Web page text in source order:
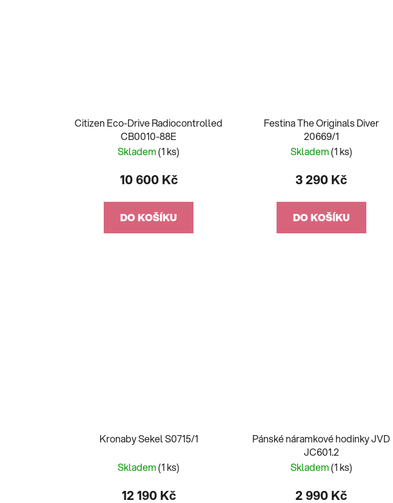
Citizen Eco-Drive Radiocontrolled
CB0010-88E
Skladem(1 ks)
10 600 Kč
DO KOŠÍKU
Festina The Originals Diver
20669/1
Skladem(1 ks)
3 290 Kč
DO KOŠÍKU
Kronaby Sekel S0715/1
Skladem(1 ks)
12 190 Kč
Pánské náramkové hodinky JVD
JC601.2
Skladem(1 ks)
2 990 Kč